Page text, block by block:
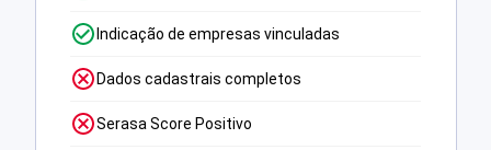
Indicação de empresas vinculadas
Dados cadastrais completos
Serasa Score Positivo